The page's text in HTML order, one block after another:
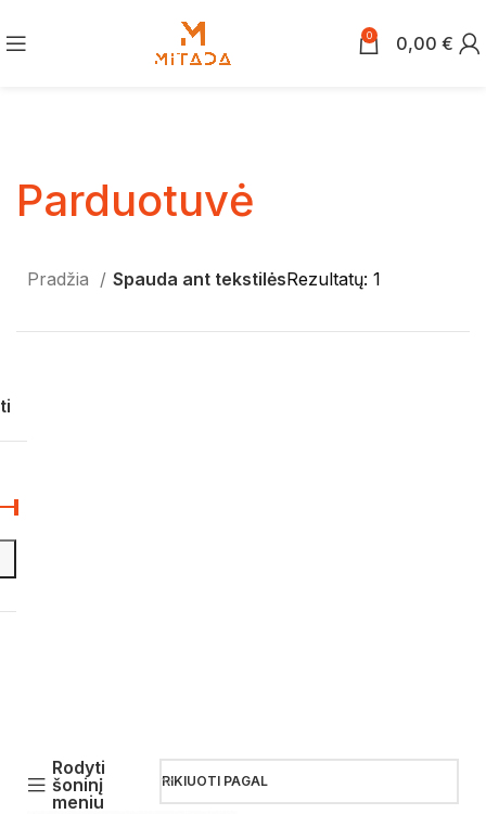
0 0,00 €
Parduotuvė
Pradžia Spauda ant tekstilėsRezultatų: 1
Rodyti
šoninį
meniu
RIKIUOTI PAGAL